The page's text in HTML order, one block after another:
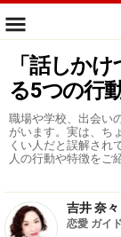
「話しか
る5つの行
職場や学校、出会い
がいます。実は、ち
くい人だと誤解され
人の行動や特徴をご
吉井 奈々
恋愛 ガイド